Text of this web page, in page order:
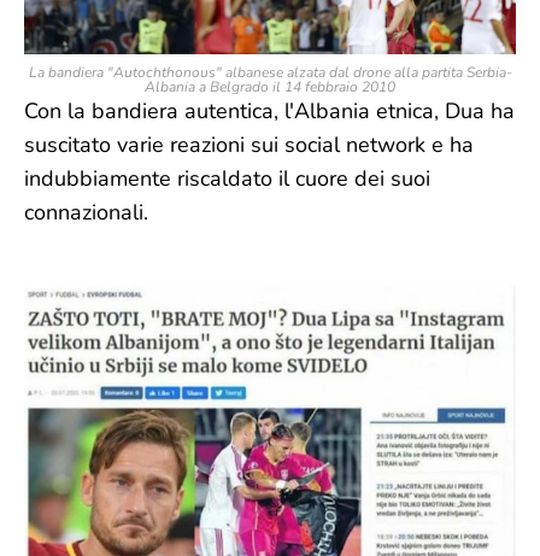
La bandiera "Autochthonous" albanese alzata dal drone alla partita Serbia-
Albania a Belgrado il 14 febbraio 2010
Con la bandiera autentica, l'Albania etnica, Dua ha
suscitato varie reazioni sui social network e ha
indubbiamente riscaldato il cuore dei suoi
connazionali.